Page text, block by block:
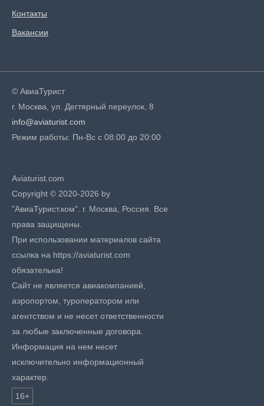
Контакты
Вакансии
© АвиаТурист
г. Москва, ул. Дегтярный переулок, 8
info@aviaturist.com
Режим работы: Пн-Вс с 08:00 до 20:00
Aviaturist.com
Copyright © 2020-2026 by
"АвиаТурист.ком". г. Москва, Россия. Все
права защищены.
При использовании материалов сайта
ссылка на https://aviaturist.com
обязательна!
Сайт не является авиакомпанией,
аэропортом, туроператором или
агентством и не несет ответственности
за любые заключенные договора.
Информация на нем несет
исключительно информационный
характер.
16+